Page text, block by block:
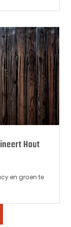
Hout
en groen te